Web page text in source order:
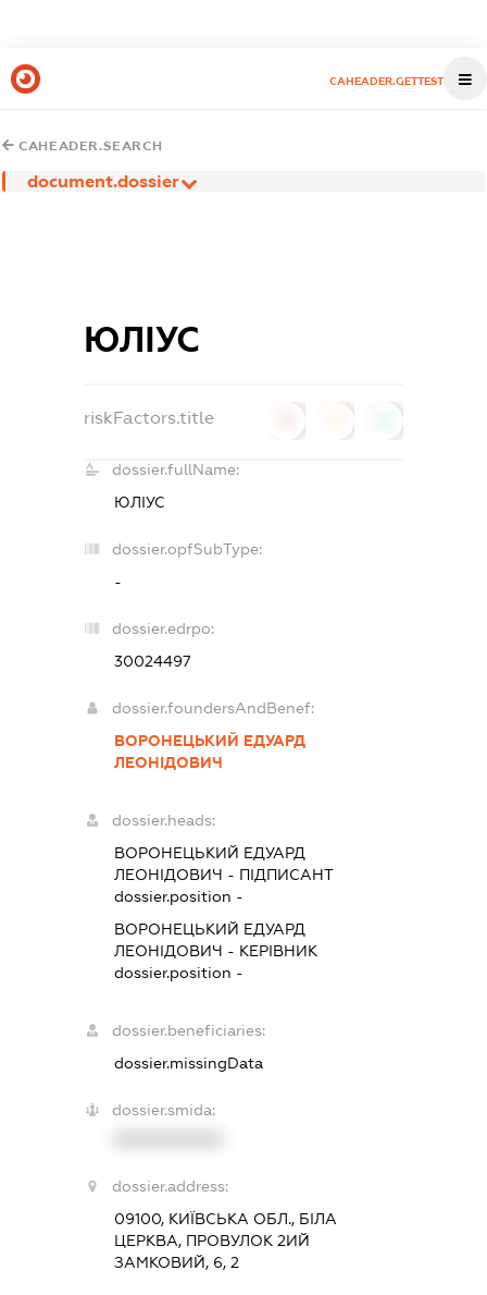
CAHEADER.GETTEST
CAHEADER.SEARCH
document.dossier
ЮЛІУС
riskFactors.title
dossier.fullName:
ЮЛІУС
dossier.opfSubType:
-
dossier.edrpo:
30024497
dossier.foundersAndBenef:
ВОРОНЕЦЬКИЙ ЕДУАРД
ЛЕОНІДОВИЧ
dossier.heads:
ВОРОНЕЦЬКИЙ ЕДУАРД
ЛЕОНІДОВИЧ - ПІДПИСАНТ
dossier.position -
ВОРОНЕЦЬКИЙ ЕДУАРД
ЛЕОНІДОВИЧ - КЕРІВНИК
dossier.position -
dossier.beneficiaries:
dossier.missingData
dossier.smida:
dossier.address:
09100, КИЇВСЬКА ОБЛ., БІЛА
ЦЕРКВА, ПРОВУЛОК 2ИЙ
ЗАМКОВИЙ, 6, 2